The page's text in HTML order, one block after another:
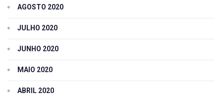
AGOSTO 2020
JULHO 2020
JUNHO 2020
MAIO 2020
ABRIL 2020